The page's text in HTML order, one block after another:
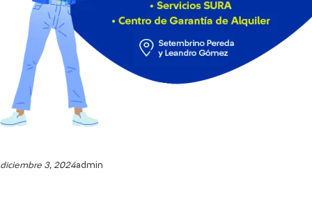
diciembre 3, 2024admin